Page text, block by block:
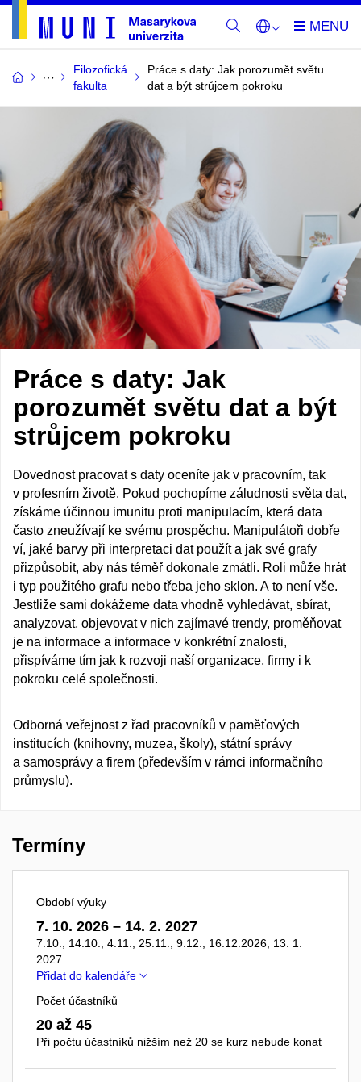
Filozofická
fakulta
Práce s daty: Jak porozumět světu
dat a být strůjcem pokroku
Práce s daty: Jak
porozumět světu dat a být
strůjcem pokroku
Dovednost pracovat s daty oceníte jak v pracovním, tak
v profesním životě. Pokud pochopíme záludnosti světa dat,
získáme účinnou imunitu proti manipulacím, která data
často zneužívají ke svému prospěchu. Manipulátoři dobře
ví, jaké barvy při interpretaci dat použít a jak své grafy
přizpůsobit, aby nás téměř dokonale zmátli. Roli může hrát
i typ použitého grafu nebo třeba jeho sklon. A to není vše.
Jestliže sami dokážeme data vhodně vyhledávat, sbírat,
analyzovat, objevovat v nich zajímavé trendy, proměňovat
je na informace a informace v konkrétní znalosti,
přispíváme tím jak k rozvoji naší organizace, firmy i k
pokroku celé společnosti.
Odborná veřejnost z řad pracovníků v paměťových
institucích (knihovny, muzea, školy), státní správy
a samosprávy a firem (především v rámci informačního
průmyslu).
Termíny
Období výuky
7. 10. 2026 – 14. 2. 2027
7.10., 14.10., 4.11., 25.11., 9.12., 16.12.2026, 13. 1.
2027
Přidat do kalendáře
Počet účastníků
20 až 45
Při počtu účastníků nižším než 20 se kurz nebude konat